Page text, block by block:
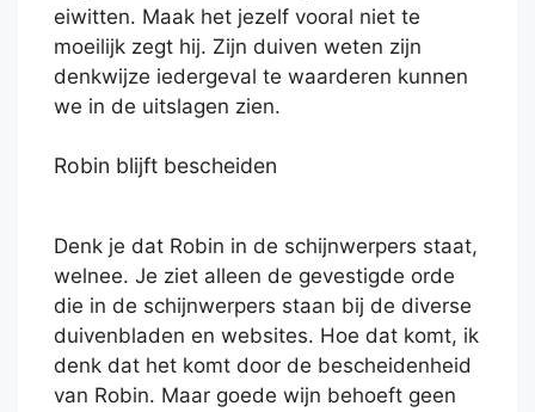
eiwitten. Maak het jezelf vooral niet te
moeilijk zegt hij. Zijn duiven weten zijn
denkwijze iedergeval te waarderen kunnen
we in de uitslagen zien.
Robin blijft bescheiden
Denk je dat Robin in de schijnwerpers staat,
welnee. Je ziet alleen de gevestigde orde
die in de schijnwerpers staan bij de diverse
duivenbladen en websites. Hoe dat komt, ik
denk dat het komt door de bescheidenheid
van Robin. Maar goede wijn behoeft geen